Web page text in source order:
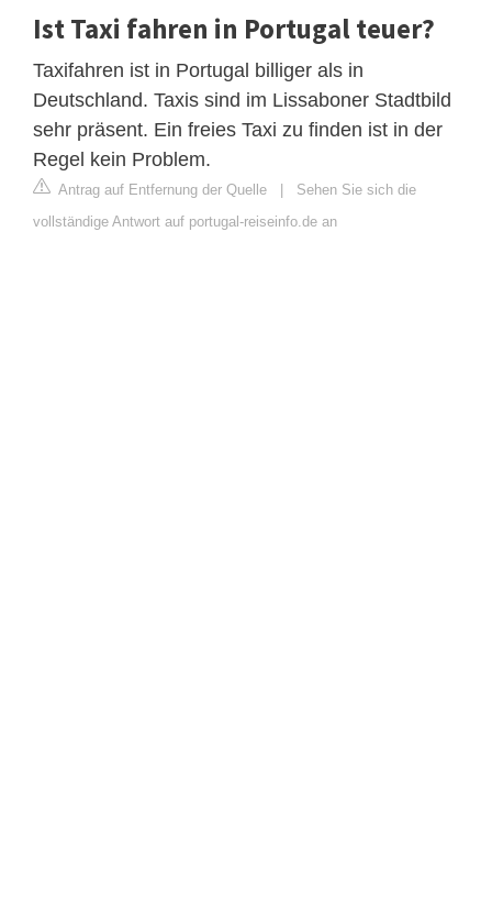
Ist Taxi fahren in Portugal teuer?
Taxifahren ist in Portugal billiger als in
Deutschland. Taxis sind im Lissaboner Stadtbild
sehr präsent. Ein freies Taxi zu finden ist in der
Regel kein Problem.
Antrag auf Entfernung der Quelle | Sehen Sie sich die
vollständige Antwort auf portugal-reiseinfo.de an